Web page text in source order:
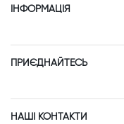
ІНФОРМАЦІЯ
ПРИЄДНАЙТЕСЬ
НАШІ КОНТАКТИ